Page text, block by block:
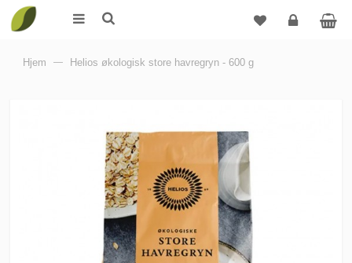
Hjem — Helios økologisk store havregryn - 600 g